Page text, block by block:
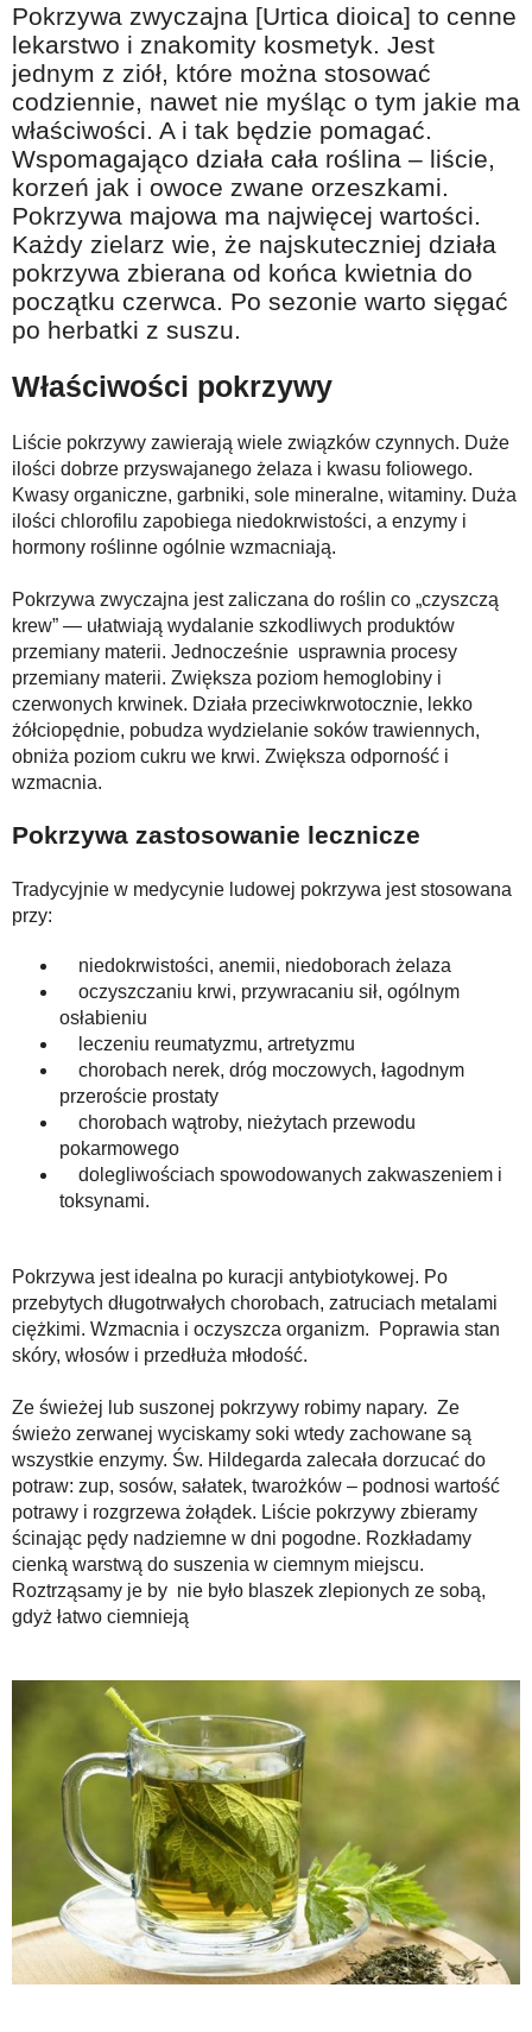
Na wesoło
Hobby i pasje
Żyj aktywnie
60plus - najcenniejsi klienci
Dobra opieka
Warto naśladować
Coś dla ducha
Smacznie i zdrowo
Ciekawe książki
Stop samotności
Z internetem za pan brat
Bezpiecznie i w zgodzie z prawem
Pokrzywa zwyczajna [Urtica dioica] to cenne
lekarstwo i znakomity kosmetyk. Jest
jednym z ziół, które można stosować
codziennie, nawet nie myśląc o tym jakie ma
właściwości. A i tak będzie pomagać.
Wspomagająco działa cała roślina – liście,
korzeń jak i owoce zwane orzeszkami.
Pokrzywa majowa ma najwięcej wartości.
Każdy zielarz wie, że najskuteczniej działa
pokrzywa zbierana od końca kwietnia do
początku czerwca. Po sezonie warto sięgać
po herbatki z suszu.
Właściwości pokrzywy
Liście pokrzywy zawierają wiele związków czynnych. Duże
ilości dobrze przyswajanego żelaza i kwasu foliowego.
Kwasy organiczne, garbniki, sole mineralne, witaminy. Duża
ilości chlorofilu zapobiega niedokrwistości, a enzymy i
hormony roślinne ogólnie wzmacniają.
Pokrzywa zwyczajna jest zaliczana do roślin co „czyszczą
krew” — ułatwiają wydalanie szkodliwych produktów
przemiany materii. Jednocześnie usprawnia procesy
przemiany materii. Zwiększa poziom hemoglobiny i
czerwonych krwinek. Działa przeciwkrwotocznie, lekko
żółciopędnie, pobudza wydzielanie soków trawiennych,
obniża poziom cukru we krwi. Zwiększa odporność i
wzmacnia.
Pokrzywa zastosowanie lecznicze
Tradycyjnie w medycynie ludowej pokrzywa jest stosowana
przy:
niedokrwistości, anemii, niedoborach żelaza
oczyszczaniu krwi, przywracaniu sił, ogólnym
osłabieniu
leczeniu reumatyzmu, artretyzmu
chorobach nerek, dróg moczowych, łagodnym
przeroście prostaty
chorobach wątroby, nieżytach przewodu
pokarmowego
dolegliwościach spowodowanych zakwaszeniem i
toksynami.
Pokrzywa jest idealna po kuracji antybiotykowej. Po
przebytych długotrwałych chorobach, zatruciach metalami
ciężkimi. Wzmacnia i oczyszcza organizm. Poprawia stan
skóry, włosów i przedłuża młodość.
Ze świeżej lub suszonej pokrzywy robimy napary. Ze
świeżo zerwanej wyciskamy soki wtedy zachowane są
wszystkie enzymy. Św. Hildegarda zalecała dorzucać do
potraw: zup, sosów, sałatek, twarożków – podnosi wartość
potrawy i rozgrzewa żołądek. Liście pokrzywy zbieramy
ścinając pędy nadziemne w dni pogodne. Rozkładamy
cienką warstwą do suszenia w ciemnym miejscu.
Roztrząsamy je by nie było blaszek zlepionych ze sobą,
gdyż łatwo ciemnieją